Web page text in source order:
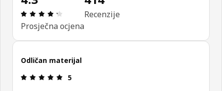
Ocjena i recenzija: 4.3 od 5 zvjezdica. Ukupno
Prosječna ocjena
Recenzije
Odličan materijal
Ocjena i recenzija: 5 od 5 zvjezdica.
5